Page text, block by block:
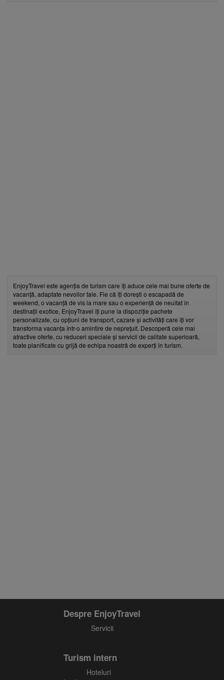
EnjoyTravel este agenția de turism care îți aduce cele mai bune oferte de
vacanță, adaptate nevoilor tale. Fie că îți dorești o escapadă de
weekend, o vacanță de vis la mare sau o experiență de neuitat în
destinații exotice, EnjoyTravel îți pune la dispoziție pachete
personalizate, cu opțiuni de transport, cazare și activități care îți vor
transforma vacanța într-o amintire de neprețuit. Descoperă cele mai
atractive oferte, cu reduceri speciale și servicii de calitate superioară,
toate planificate cu grijă de echipa noastră de experți în turism.
Despre EnjoyTravel
Servicii
Turism intern
Hoteluri